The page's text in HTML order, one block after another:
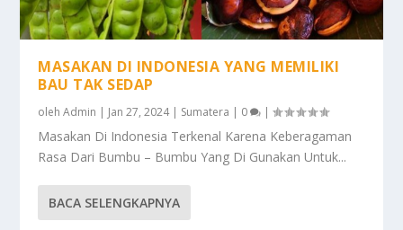
MASAKAN DI INDONESIA YANG MEMILIKI
BAU TAK SEDAP
olehAdmin | Jan 27, 2024| Sumatera | 0 |
Masakan Di Indonesia Terkenal Karena Keberagaman
Rasa Dari Bumbu – Bumbu Yang Di Gunakan Untuk...
BACA SELENGKAPNYA